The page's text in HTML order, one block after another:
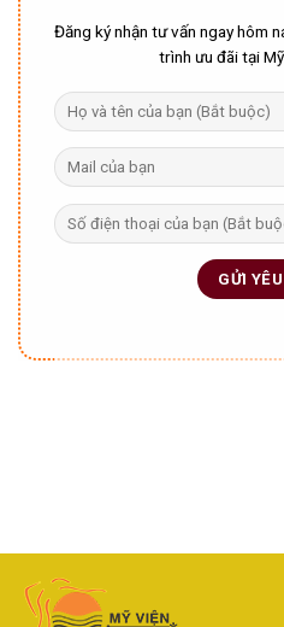
Đăng ký nhận tư vấn ngay hôm
trình ưu đãi tại